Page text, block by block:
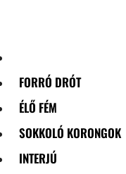
FORRÓ DRÓT
ÉLŐ FÉM
SOKKOLÓ KORONGOK
INTERJÚ